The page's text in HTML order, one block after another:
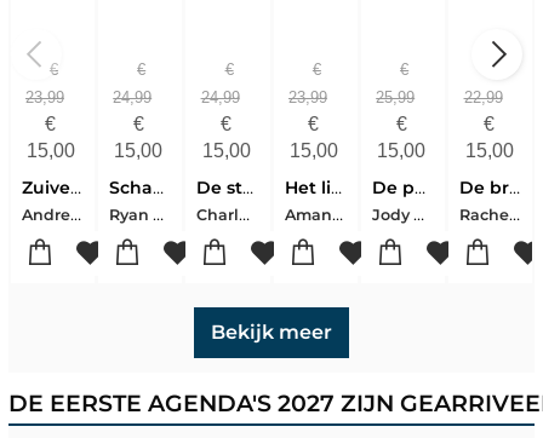
€
23,99
€
15,00
Zuiver bedrog
Andrew Huff
€
24,99
€
15,00
Schaduwschot
Ryan Steck
€
24,99
€
15,00
De stem van de herder
Charles Martin
€
23,99
€
15,00
Het licht van gevallen sterren
Amanda Skenandore
€
25,99
€
15,00
De perfecte match
Jody Hedlund
€
22,99
€
15,00
De brievenboom
Rachel Fordham
Bekijk meer
DE EERSTE AGENDA'S 2027 ZIJN